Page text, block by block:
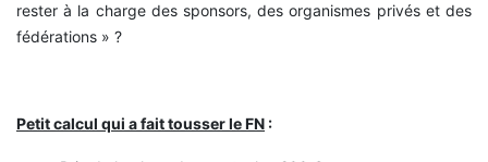
rester à la charge des sponsors, des organismes privés et des
fédérations » ?
Petit calcul qui a fait tousser le FN :